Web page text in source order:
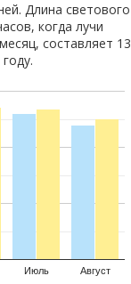
Длина светового
когда лучи
составляет 13
Июль Август